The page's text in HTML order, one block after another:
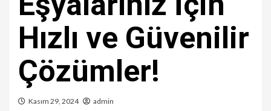
Hızlı ve Güvenilir
Çözümler!
Kasım 29, 2024 admin